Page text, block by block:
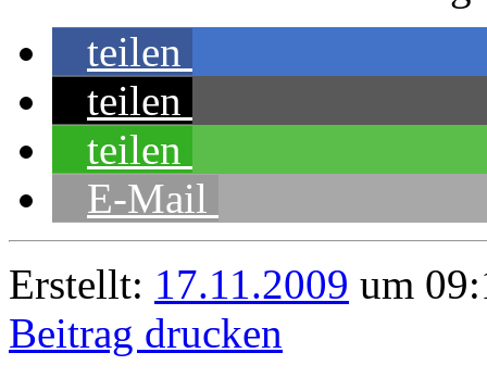
teilen
teilen
teilen
E-Mail
Erstellt: 17.11.2009 um
Beitrag drucken